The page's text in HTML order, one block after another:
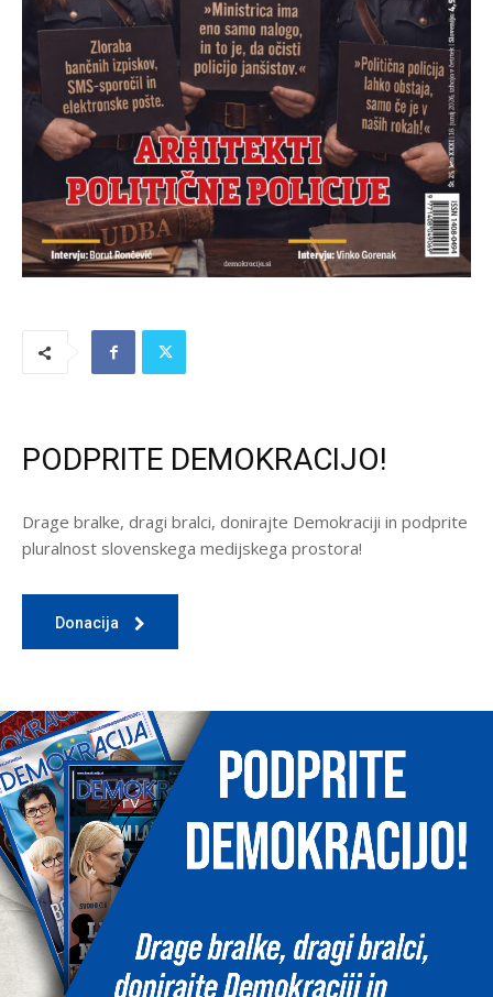
PODPRITE DEMOKRACIJO!
Drage bralke, dragi bralci, donirajte Demokraciji in podprite
pluralnost slovenskega medijskega prostora!
Donacija